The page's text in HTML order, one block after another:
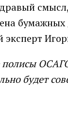
эксперт
полисы
будет